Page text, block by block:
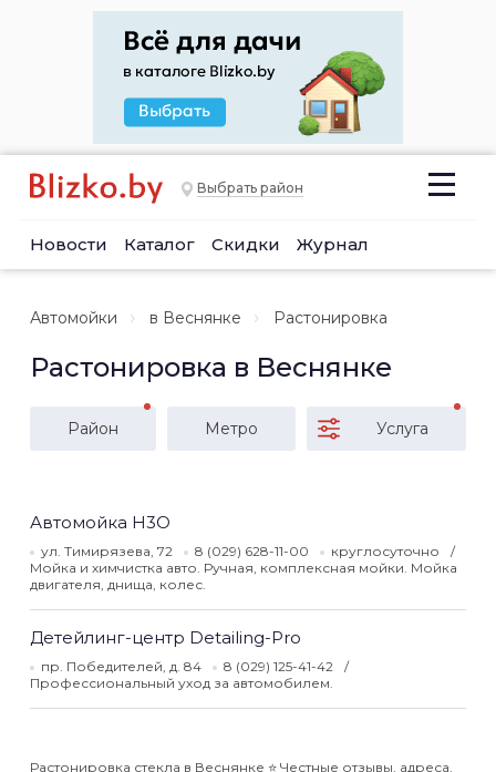
Выбрать район
Новости Каталог Скидки Журнал
Автомойки в Веснянке Растонировка
Растонировка в Веснянке
Район Метро Услуга
Автомойка H3O
ул. Тимирязева, 72 8 (029) 628-11-00
круглосуточно
Мойка и химчистка авто. Ручная, комплексная мойки. Мойка
двигателя, днища, колес.
Детейлинг-центр Detailing-Pro
пр. Победителей, д. 84
8 (029) 125-41-42
Профессиональный уход за автомобилем.
Растонировка стекла в Веснянке ⭐️ Честные отзывы, адреса,